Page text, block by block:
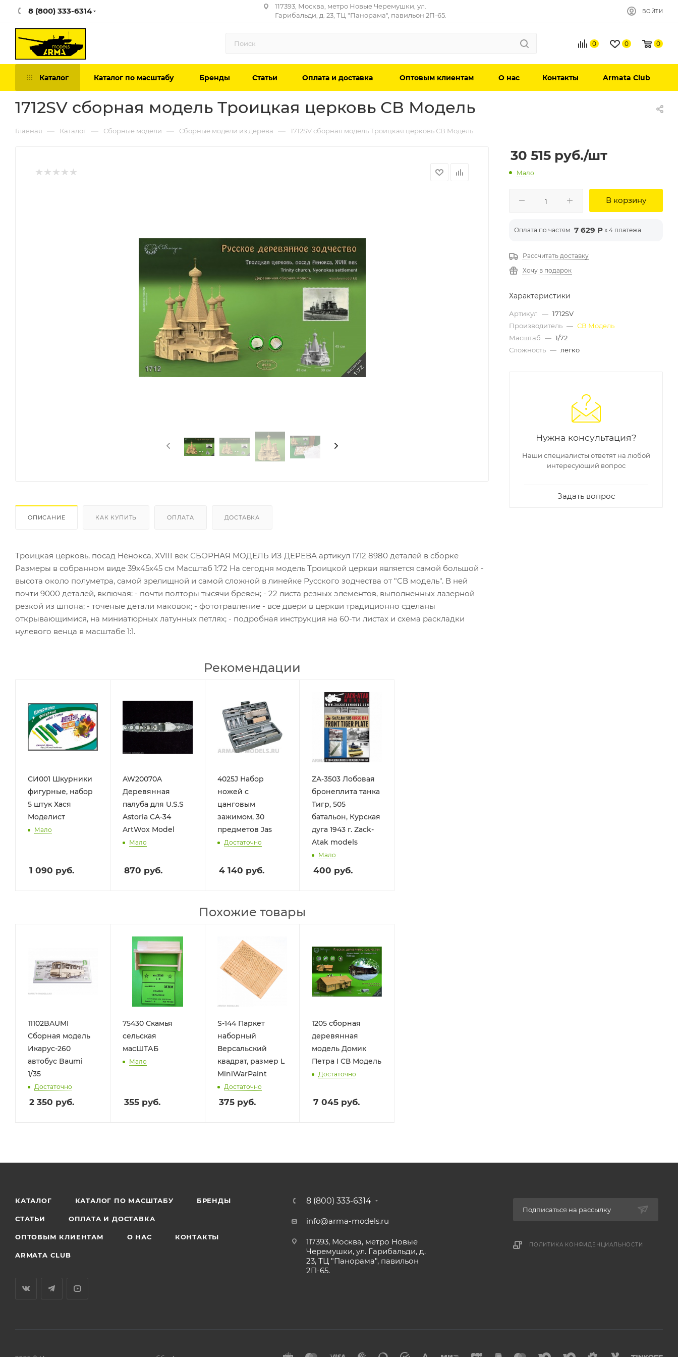
8 (800) 333-6314
117393, Москва, метро Новые Черемушки, ул.
Гарибальди, д. 23, ТЦ "Панорама", павильон 2П-65.
ВОЙТИ
0 0 0
Каталог Каталог по масштабу Бренды Статьи Оплата и доставка Оптовым клиентам О нас Контакты Armata Club
1712SV сборная модель Троицкая церковь СВ Модель
Главная — Каталог — Сборные модели — Сборные модели из дерева — 1712SV сборная модель Троицкая церковь СВ Модель
ОПИСАНИЕ КАК КУПИТЬ ОПЛАТА ДОСТАВКА
Троицкая церковь, посад Нёнокса, XVIII век СБОРНАЯ МОДЕЛЬ ИЗ ДЕРЕВА артикул 1712 8980 деталей в сборке
Размеры в собранном виде 39х45х45 см Масштаб 1:72 На сегодня модель Троицкой церкви является самой большой -
высота около полуметра, самой зрелищной и самой сложной в линейке Русского зодчества от "СВ модель". В ней
почти 9000 деталей, включая: - почти полторы тысячи бревен; - 22 листа резных элементов, выполненных лазерной
резкой из шпона; - точеные детали маковок; - фототравление - все двери в церкви традиционно сделаны
открывающимися, на миниатюрных латунных петлях; - подробная инструкция на 60-ти листах и схема раскладки
нулевого венца в масштабе 1:1.
Рекомендации
СИ001 Шкурники
фигурные, набор
5 штук Хася
Моделист
Мало
1 090 руб.
AW20070A
Деревянная
палуба для U.S.S
Astoria CA-34
ArtWox Model
Мало
870 руб.
4025J Набор
ножей с
цанговым
зажимом, 30
предметов Jas
Достаточно
4 140 руб.
ZA-3503 Лобовая
бронеплита танка
Тигр, 505
батальон, Курская
дуга 1943 г. Zack-
Atak models
Мало
400 руб.
Похожие товары
11102BAUMI
Сборная модель
Икарус-260
автобус Baumi
1/35
Достаточно
2 350 руб.
75430 Скамья
сельская
масШТАБ
Мало
355руб.
S-144 Паркет
наборный
Версальский
квадрат, размер L
MiniWarPaint
Достаточно
375руб.
1205 сборная
деревянная
модель Домик
Петра I СВ Модель
Достаточно
7 045 руб.
30 515 руб./шт
Мало
В корзину
Оплата по частям 7 629 Р x 4 платежа
Рассчитать доставку
Хочу в подарок
Характеристики
Артикул — 1712SV
Производитель — СВ Модель
Масштаб — 1/72
Сложность — легко
Нужна консультация?
Наши специалисты ответят на любой
интересующий вопрос
Задать вопрос
КАТАЛОГ КАТАЛОГ ПО МАСШТАБУ БРЕНДЫ
СТАТЬИ ОПЛАТА И ДОСТАВКА
ОПТОВЫМ КЛИЕНТАМ О НАС КОНТАКТЫ
ARMATA CLUB
8 (800) 333-6314
info@arma-models.ru
117393, Москва, метро Новые
Черемушки, ул. Гарибальди, д.
23, ТЦ "Панорама", павильон
2П-65.
Подписаться на рассылку
ПОЛИТИКА КОНФИДЕНЦИАЛЬНОСТИ